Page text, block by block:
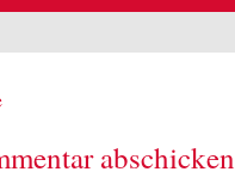
abschicken